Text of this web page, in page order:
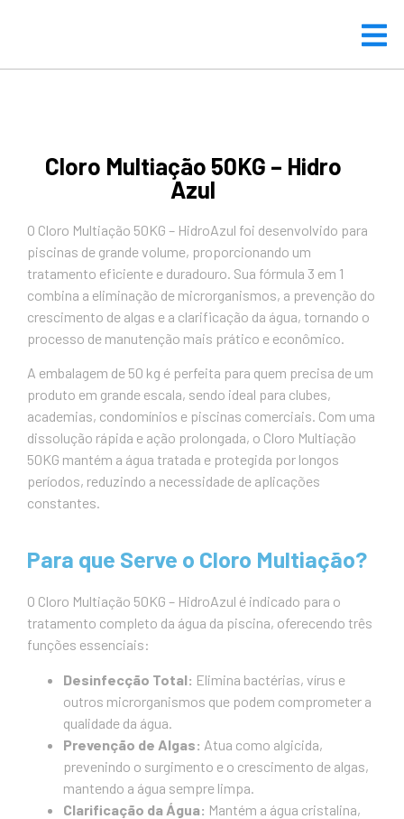
Cloro Multiação 50KG – Hidro
Azul
O Cloro Multiação 50KG – HidroAzul foi desenvolvido para
piscinas de grande volume, proporcionando um
tratamento eficiente e duradouro. Sua fórmula 3 em 1
combina a eliminação de microrganismos, a prevenção do
crescimento de algas e a clarificação da água, tornando o
processo de manutenção mais prático e econômico.
A embalagem de 50 kg é perfeita para quem precisa de um
produto em grande escala, sendo ideal para clubes,
academias, condomínios e piscinas comerciais. Com uma
dissolução rápida e ação prolongada, o Cloro Multiação
50KG mantém a água tratada e protegida por longos
períodos, reduzindo a necessidade de aplicações
constantes.
Para que Serve o Cloro Multiação?
O Cloro Multiação 50KG – HidroAzul é indicado para o
tratamento completo da água da piscina, oferecendo três
funções essenciais:
Desinfecção Total: Elimina bactérias, vírus e
outros microrganismos que podem comprometer a
qualidade da água.
Prevenção de Algas: Atua como algicida,
prevenindo o surgimento e o crescimento de algas,
mantendo a água sempre limpa.
Clarificação da Água: Mantém a água cristalina,